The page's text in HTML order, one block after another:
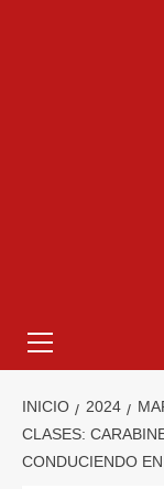
INICIO 2024
CLASES:
CONDUCIENDO